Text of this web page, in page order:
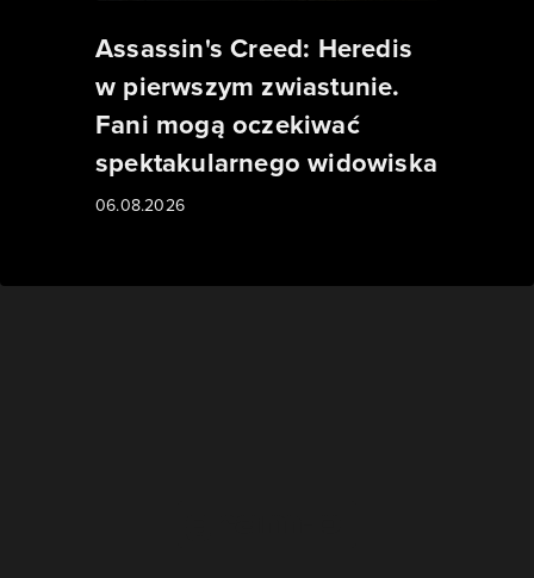
Assassin's Creed: Heredis
w pierwszym zwiastunie.
Fani mogą oczekiwać
spektakularnego widowiska
06.08.2026